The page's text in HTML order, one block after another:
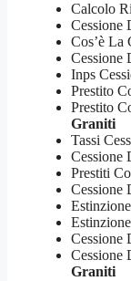
Calcolo
Cessione
Cos’è La
Cessione
Inps
Prestito
Prestito
Graniti
Tassi
Cessione
Prestiti
Cessione
Cessione
Cessione
Graniti